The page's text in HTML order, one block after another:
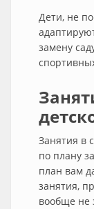
Дети, не
замену
Занятия в
по плану
план вам
занятия,
вообще не